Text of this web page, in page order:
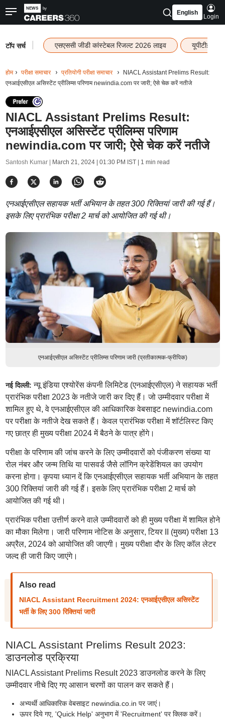
English
Login
टॉप सर्च एसएससी जीडी कांस्टेबल रिजल्ट 2026 लाइव यूपीटीईटी
होम परीक्षा समाचार प्रतियोगी परीक्षा समाचार
NIACL Assistant Prelims Result:
एनआईएसीएल असिस्टेंट प्रीलिम्स परिणाम newindia.com पर जारी; ऐसे चेक करें नतीजे
NIACL Assistant Prelims Result:
एनआईएसीएल असिस्टेंट प्रीलिम्स परिणाम
newindia.com पर जारी; ऐसे चेक करें नतीजे
Santosh Kumar | March 21, 2024 | 01:30 PM IST| 1 min read
एनआईएसीएल सहायक भर्ती अभियान के तहत 300 रिक्तियां जारी की गई हैं।
इसके लिए प्रारंभिक परीक्षा 2 मार्च को आयोजित की गई थी।
एनआईएसीएल असिस्टेंट प्रीलिम्स परिणाम जारी (प्रतीकात्मक-फ्रीपिक)
नई दिल्ली: न्यू इंडिया एश्योरेंस कंपनी लिमिटेड (एनआईएसीएल) ने सहायक भर्ती
प्रारंभिक परीक्षा 2023 के नतीजे जारी कर दिए हैं। जो उम्मीदवार परीक्षा में
शामिल हुए थे, वे एनआईएसीएल की आधिकारिक वेबसाइट newindia.com
पर परीक्षा के नतीजे देख सकते हैं। केवल प्रारंभिक परीक्षा में शॉर्टलिस्ट किए
गए छात्र ही मुख्य परीक्षा 2024 में बैठने के पात्र होंगे।
परीक्षा के परिणाम की जांच करने के लिए उम्मीदवारों को पंजीकरण संख्या या
रोल नंबर और जन्म तिथि या पासवर्ड जैसे लॉगिन क्रेडेंशियल का उपयोग
करना होगा। कृपया ध्यान दें कि एनआईएसीएल सहायक भर्ती अभियान के तहत
300 रिक्तियां जारी की गई हैं। इसके लिए प्रारंभिक परीक्षा 2 मार्च को
आयोजित की गई थी।
प्रारंभिक परीक्षा उत्तीर्ण करने वाले उम्मीदवारों को ही मुख्य परीक्षा में शामिल होने
का मौका मिलेगा। जारी परिणाम नोटिस के अनुसार, टियर II (मुख्य) परीक्षा 13
अप्रैल, 2024 को आयोजित की जाएगी। मुख्य परीक्षा दौर के लिए कॉल लेटर
जल्द ही जारी किए जाएंगे।
Also read
NIACL Assistant Recruitment 2024: एनआईएसीएल असिस्टेंट
भर्ती के लिए 300 रिक्तियां जारी
NIACL Assistant Prelims Result 2023:
डाउनलोड प्रक्रिया
NIACL Assistant Prelims Result 2023 डाउनलोड करने के लिए
उम्मीदवार नीचे दिए गए आसान चरणों का पालन कर सकते हैं।
अभ्यर्थी आधिकारिक वेबसाइट newindia.co.in पर जाएं।
ऊपर दिये गए, 'Quick Help' अनुभाग में 'Recruitment' पर क्लिक करें।